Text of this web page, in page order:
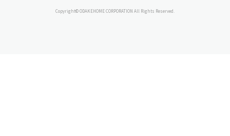
Copyright© ODAKEHOME CORPORATION All Rights Reserved.